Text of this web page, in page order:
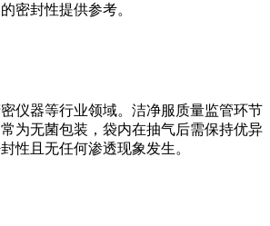
密封性提供参考。
仪器等行业领域。洁净服质量监管环节
为无菌包装，袋内在抽气后需保持优异
性且无任何渗透现象发生。